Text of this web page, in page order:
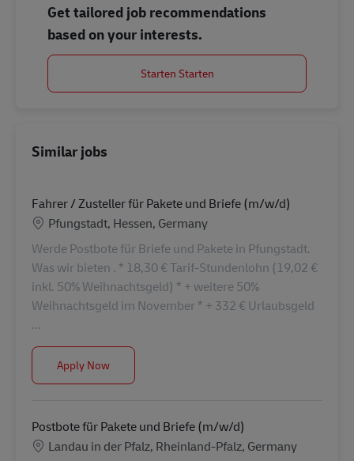
Get tailored job recommendations
based on your interests.
Starten Starten
Similar jobs
Fahrer / Zusteller für Pakete und Briefe (m/w/d)
Location
Pfungstadt, Hessen, Germany
Werde Postbote für Briefe und Pakete in Pfungstadt.
Was wir bieten . * 18,30 € Tarif-Stundenlohn (19,02 €
inkl. 50% Weihnachtsgeld) * + weitere 50%
Weihnachtsgeld im November * + 332 € Urlaubsgeld
...
Apply NowFahrer / Zusteller für Pakete und Briefe (m/w/d)
Postbote für Pakete und Briefe (m/w/d)
Location
Landau in der Pfalz, Rheinland-Pfalz, Germany